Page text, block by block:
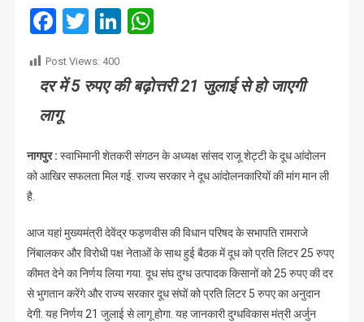
कीमत
Facebook
TwitterLinkedIn
Post Views: 400
दर में 5 रुपए की बढ़ोत्तरी 21 जुलाई से हो जाएगी
लागू
नागपुर : स्वाभिमानी शेतकरी संगठन के अध्यक्ष सांसद राजू शेट्टी के दूध आंदोलन
को आखिर सफलता मिल गई. राज्य सरकार ने दूध आंदोलनकारियों की मांग मान ली
है.
आज यहां मुख्यमंत्री देवेंद्र फड़णवीस की विधान परिषद के सभापति रामराजे
निंबालकर और विरोधी पक्ष नेताओं के साथ हुई बैठक में दूध को प्रति लिटर 25 रुपए
कीमत देने का निर्णय लिया गया. दूध संघ दुग्ध उत्पादक किसानों को 25 रुपए की दर
से भुगतान करेंगे और राज्य सरकार दूध संघों को प्रति लिटर 5 रुपए का अनुदान
देगी. यह निर्णय 21 जुलाई से लागू होगा. यह जानकारी दुग्धविकास मंत्री अर्जुन